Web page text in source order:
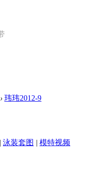
› 玮玮2012-9
| 泳装套图 | 模特视频